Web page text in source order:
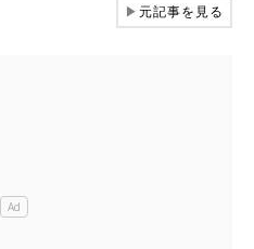
▶元記事を見る